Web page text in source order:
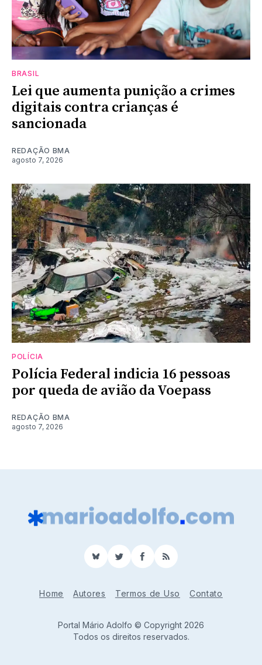
BRASIL
Lei que aumenta punição a crimes
digitais contra crianças é
sancionada
REDAÇÃO BMA
agosto 7, 2026
POLÍCIA
Polícia Federal indicia 16 pessoas
por queda de avião da Voepass
REDAÇÃO BMA
agosto 7, 2026
BlueSkyTwitterFacebook
RSS
Home Autores Termos de Uso Contato
Portal Mário Adolfo © Copyright 2026
Todos os direitos reservados.